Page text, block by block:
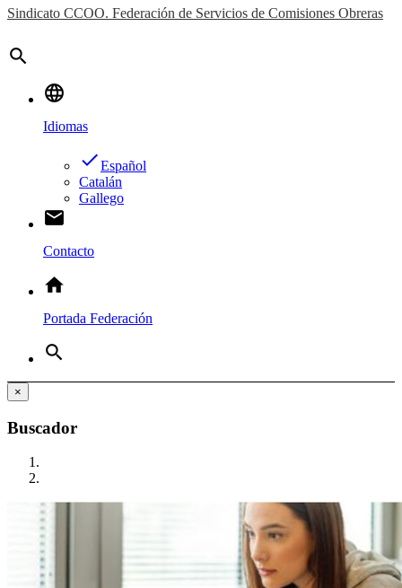
Sindicato CCOO. Federación de Servicios de Comisiones Obreras
search
language
Idiomas
doneEspañol
Catalán
Gallego
email
Contacto
home
Portada Federación
search
×
Buscador